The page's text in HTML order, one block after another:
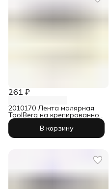
261 ₽
2010170 Лента малярная
ToolBerg на крепированной
бумаге 50 мм х 50 м
В корзину